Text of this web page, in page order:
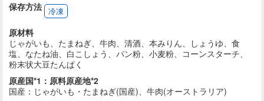
保存方法 冷凍
原材料
じゃがいも、たまねぎ、牛肉、清酒、本みりん、しょうゆ、食
塩、なたね油、白こしょう、パン粉、小麦粉、コーンスターチ、
粉末状大豆たんぱく
原産国*1：原料原産地*2
国産：じゃがいも・たまねぎ(国産)、牛肉(オーストラリア)